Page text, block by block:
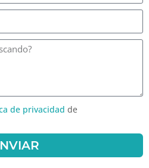
de privacidad de